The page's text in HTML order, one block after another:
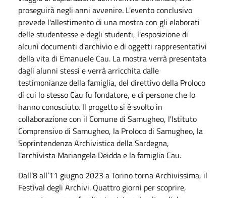
proseguirà negli anni avvenire. L'evento conclusivo
prevede l'allestimento di una mostra con gli elaborati
delle studentesse e degli studenti, l'esposizione di
alcuni documenti d'archivio e di oggetti rappresentativi
della vita di Emanuele Cau. La mostra verrà presentata
dagli alunni stessi e verrà arricchita dalle
testimonianze della famiglia, del direttivo della Proloco
di cui lo stesso Cau fu fondatore, e di persone che lo
hanno conosciuto. Il progetto si è svolto in
collaborazione con il Comune di Samugheo, l'Istituto
Comprensivo di Samugheo, la Proloco di Samugheo, la
Soprintendenza Archivistica della Sardegna,
l'archivista Mariangela Deidda e la famiglia Cau.
Dall’8 all’11 giugno 2023 a Torino torna Archivissima, il
Festival degli Archivi. Quattro giorni per scoprire,